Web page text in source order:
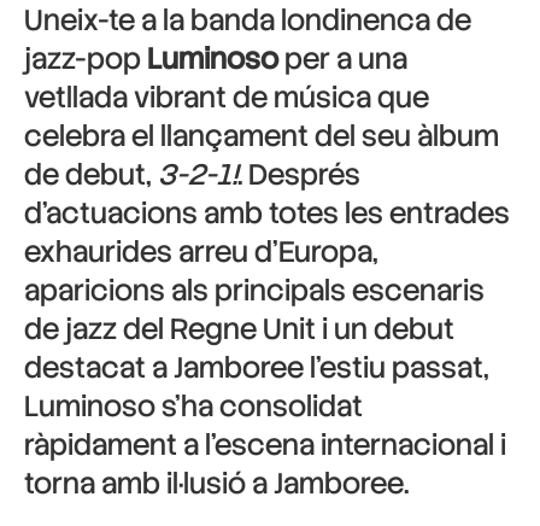
Uneix-te a la banda londinenca de
jazz-popLuminosoper a una
vetllada vibrant de música que
celebra el llançament del seu àlbum
de debut, 3-2-1!. Després
d’actuacions amb totes les entrades
exhaurides arreu d’Europa,
aparicions als principals escenaris
de jazz del Regne Unit i un debut
destacat a Jamboree l’estiu passat,
Luminoso s’ha consolidat
ràpidament a l’escena internacional i
torna amb il·lusió a Jamboree.